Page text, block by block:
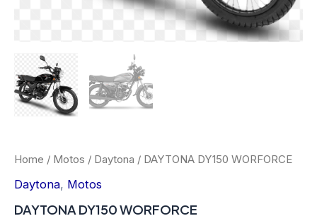
Home / Motos / Daytona / DAYTONA DY150 WORFORCE
Daytona, Motos
DAYTONA DY150 WORFORCE